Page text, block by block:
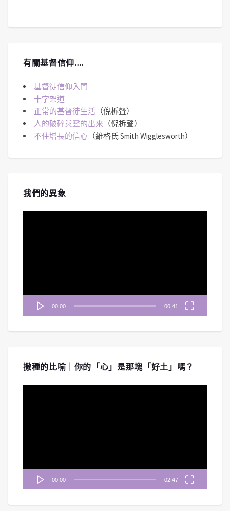
有關基督信仰….
基督徒信仰入門
十字架道
正常的基督徒生活 （倪柝聲）
人的破碎與靈的出來 （倪柝聲）
不住增長的信心 （維格氏 Smith Wigglesworth）
我們的異象
00:00 00:41
撒種的比喻｜你的「心」是那塊「好土」嗎？
00:00 02:47